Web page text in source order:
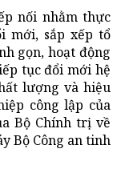
nối nhằm thực
mới, sắp xếp tổ
gọn, hoạt động
tục đổi mới hệ
lượng và hiệu
công lập của
Bộ Chính trị về
Bộ Công an tinh